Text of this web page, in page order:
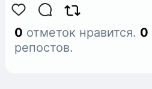
0 отметок нравится. 0
репостов.